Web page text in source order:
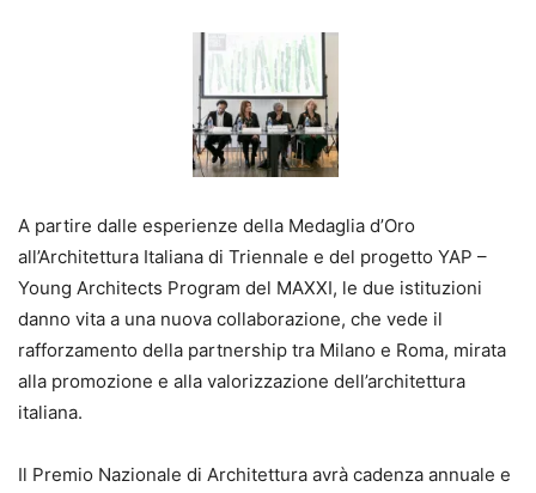
A partire dalle esperienze della Medaglia d’Oro
all’Architettura Italiana di Triennale e del progetto YAP –
Young Architects Program del MAXXI, le due istituzioni
danno vita a una nuova collaborazione, che vede il
rafforzamento della partnership tra Milano e Roma, mirata
alla promozione e alla valorizzazione dell’architettura
italiana.
Il Premio Nazionale di Architettura avrà cadenza annuale e